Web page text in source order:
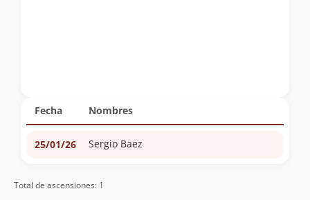
Fecha Nombres
25/01/26 Sergio Baez
Total de ascensiones: 1